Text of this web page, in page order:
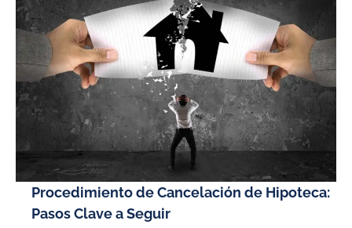
Procedimiento de Cancelación de Hipoteca:
Pasos Clave a Seguir